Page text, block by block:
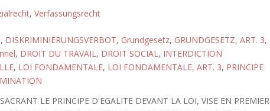
, Verfassungsrecht
, DISKRIMINIERUNGSVERBOT, Grundgesetz, GRUNDGESETZ, ART. 3,
, DROIT DU TRAVAIL, DROIT SOCIAL, INTERDICTION
, LOI FONDAMENTALE, LOI FONDAMENTALE, ART. 3, PRINCIPE
LE PRINCIPE D'EGALITE DEVANT LA LOI, VISE EN PREMIER